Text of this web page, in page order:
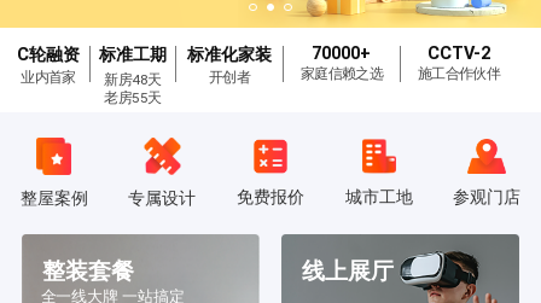
C轮融资
业内首家
标准工期
新房48天
老房55天
标准化家装
开创者
70000+
家庭信赖之选
CCTV-2
施工合作伙伴
整屋案例 专属设计 免费报价 城市工地 参观门店
整装套餐
全一线大牌 一站搞定
线上展厅